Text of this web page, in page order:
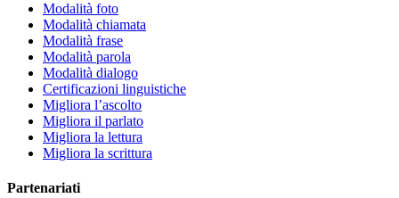
Modalità foto
Modalità chiamata
Modalità frase
Modalità parola
Modalità dialogo
Certificazioni linguistiche
Migliora l’ascolto
Migliora il parlato
Migliora la lettura
Migliora la scrittura
Partenariati